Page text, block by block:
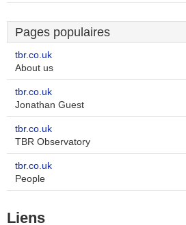
Pages populaires
tbr.co.uk
About us
tbr.co.uk
Jonathan Guest
tbr.co.uk
TBR Observatory
tbr.co.uk
People
Liens